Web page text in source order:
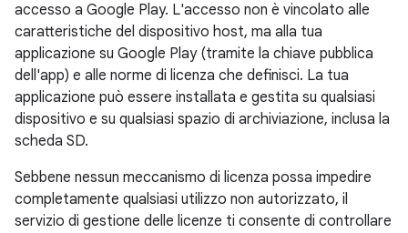
accesso a Google Play. L'accesso non è vincolato alle
caratteristiche del dispositivo host, ma alla tua
applicazione su Google Play (tramite la chiave pubblica
dell'app) e alle norme di licenza che definisci. La tua
applicazione può essere installata e gestita su qualsiasi
dispositivo e su qualsiasi spazio di archiviazione, inclusa la
scheda SD.
Sebbene nessun meccanismo di licenza possa impedire
completamente qualsiasi utilizzo non autorizzato, il
servizio di gestione delle licenze ti consente di controllare